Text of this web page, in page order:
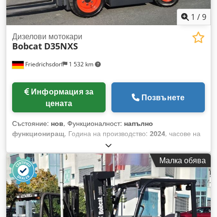
1 /9
Friedrichsdorf 1 532 km
Дизелови мотокари
Bobcat D35NXS
Информация за
цената
Позвънете
Състояние: нов, Функционалност: напълно
функциониращ, Година на производство: 2024, часове на
, товароносимост:3 500 кг
повдигане:4 820 мм, свободно повдигане:1 400 мм, тип
гориво:дизел, тип мачта: триплекс, строителна височина:
2 350 мм, мощност:45 kW (61,18 к.с.), ширина на
виличната рамка:1 190 мм, дължина на вилиците:1 200
мм, тегло без товар:4 850 кг, обща дължина: 2 750 мм, тип
задвижване:Diesel, строителна ширина:1 290 мм , Дизелов
мотокар Точка на тежестта: 500 ISO клас: ISO клас 3 = 2.500
Малка обява